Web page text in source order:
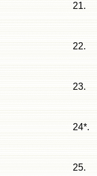
21.
22.
23.
24*.
25.